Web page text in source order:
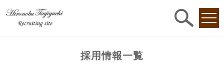
採用情報一覧